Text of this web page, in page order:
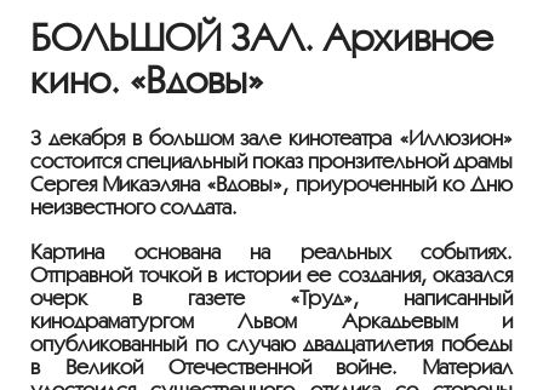
БОЛЬШОЙ ЗАЛ. Архивное
кино. «Вдовы»
3 декабря в большом зале кинотеатра «Иллюзион»
состоится специальный показ пронзительной драмы
Сергея Микаэляна «Вдовы», приуроченный ко Дню
неизвестного солдата.
Картина основана на реальных событиях.
Отправной точкой в истории ее создания, оказался
очерк в газете «Труд», написанный
кинодраматургом Львом Аркадьевым и
опубликованный по случаю двадцатилетия победы
в Великой Отечественной войне. Материал